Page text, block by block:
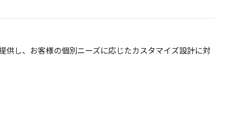
し、お客様の個別ニーズに応じたカスタマイズ設計に対